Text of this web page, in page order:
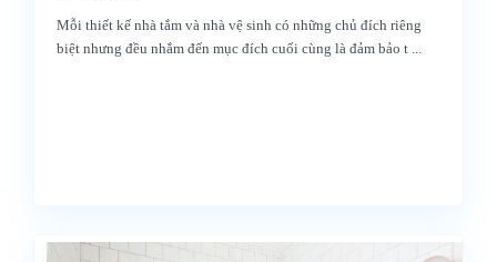
Mỗi thiết kế nhà tắm và nhà vệ sinh có những chủ đích riêng
biệt nhưng đều nhắm đến mục đích cuối cùng là đảm bảo t ...